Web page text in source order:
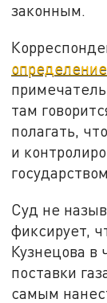
законным.
определение
там
полагать,
и
Суд не
фиксирует,
Кузнецова в
поставки
самым